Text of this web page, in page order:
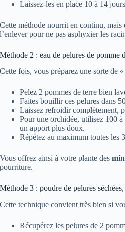
Laissez-les en place 10 à 14
Cette méthode nourrit en continu,
l’enlever pour ne pas asphyxier les
Méthode 2 : eau de pelures de pomme
Cette fois, vous préparez une sorte de
Pelez 2 pommes de terre bien
Faites bouillir ces pelures dans
Laissez refroidir complètement,
Pour une orchidée, utilisez 100
un apport plus doux.
Répétez au maximum toutes les
Vous offrez ainsi à votre plante des
pourriture.
Méthode 3 : poudre de pelures
Cette technique convient très bien si
Récupérez les pelures de 2